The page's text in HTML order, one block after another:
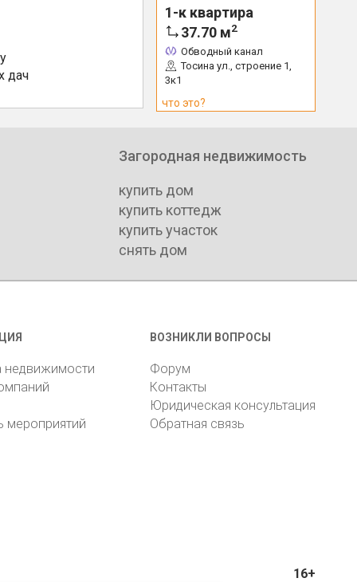
дач
1-к квартира
37.70 м2
Обводный канал
Тосина ул., строение 1,
3к1
что это?
Загородная недвижимость
купить дом
купить коттедж
купить участок
снять дом
недвижимости
мероприятий
ВОЗНИКЛИ ВОПРОСЫ
Форум
Контакты
Юридическая консультация
Обратная связь
16+